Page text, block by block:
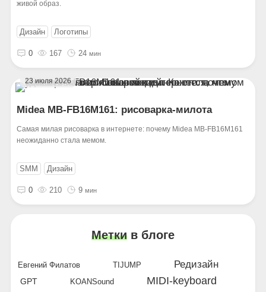
живой образ.
Дизайн Логотипы
0 167 24 мин
23 июля 2026
Midea MB-FB16M161: рисоварка-милота
Самая милая рисоварка в интернете: почему Midea MB-FB16M161
неожиданно стала мемом.
SMM Дизайн
0 210 9 мин
Метки в блоге
Евгений Филатов TIJUMP Редизайн
GPT KOANSound MIDI-keyboard